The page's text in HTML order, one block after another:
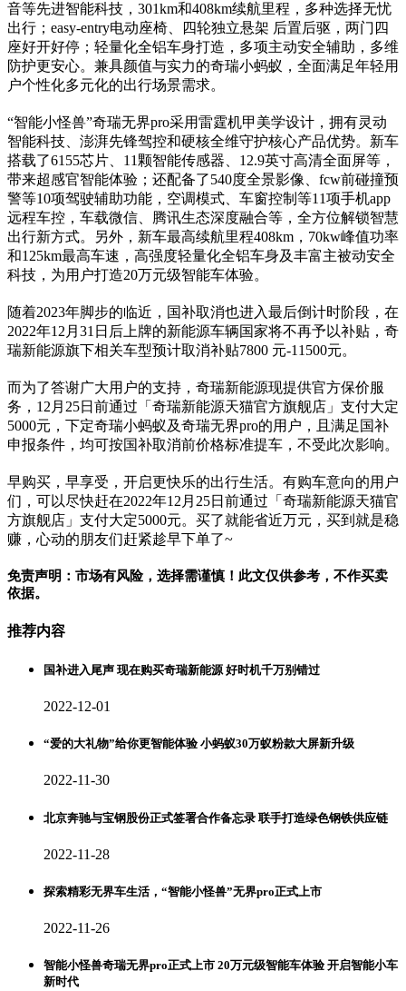
音等先进智能科技，301km和408km续航里程，多种选择无忧
出行；easy-entry电动座椅、四轮独立悬架 后置后驱，两门四
座好开好停；轻量化全铝车身打造，多项主动安全辅助，多维
防护更安心。兼具颜值与实力的奇瑞小蚂蚁，全面满足年轻用
户个性化多元化的出行场景需求。
“智能小怪兽”奇瑞无界pro采用雷霆机甲美学设计，拥有灵动
智能科技、澎湃先锋驾控和硬核全维守护核心产品优势。新车
搭载了6155芯片、11颗智能传感器、12.9英寸高清全面屏等，
带来超感官智能体验；还配备了540度全景影像、fcw前碰撞预
警等10项驾驶辅助功能，空调模式、车窗控制等11项手机app
远程车控，车载微信、腾讯生态深度融合等，全方位解锁智慧
出行新方式。另外，新车最高续航里程408km，70kw峰值功率
和125km最高车速，高强度轻量化全铝车身及丰富主被动安全
科技，为用户打造20万元级智能车体验。
随着2023年脚步的临近，国补取消也进入最后倒计时阶段，在
2022年12月31日后上牌的新能源车辆国家将不再予以补贴，奇
瑞新能源旗下相关车型预计取消补贴7800 元-11500元。
而为了答谢广大用户的支持，奇瑞新能源现提供官方保价服
务，12月25日前通过「奇瑞新能源天猫官方旗舰店」支付大定
5000元，下定奇瑞小蚂蚁及奇瑞无界pro的用户，且满足国补
申报条件，均可按国补取消前价格标准提车，不受此次影响。
早购买，早享受，开启更快乐的出行生活。有购车意向的用户
们，可以尽快赶在2022年12月25日前通过「奇瑞新能源天猫官
方旗舰店」支付大定5000元。买了就能省近万元，买到就是稳
赚，心动的朋友们赶紧趁早下单了~
免责声明：市场有风险，选择需谨慎！此文仅供参考，不作买卖
依据。
推荐内容
国补进入尾声 现在购买奇瑞新能源 好时机千万别错过
2022-12-01
“爱的大礼物”给你更智能体验 小蚂蚁30万蚁粉款大屏新升级
2022-11-30
北京奔驰与宝钢股份正式签署合作备忘录 联手打造绿色钢铁供应链
2022-11-28
探索精彩无界车生活，“智能小怪兽”无界pro正式上市
2022-11-26
智能小怪兽奇瑞无界pro正式上市 20万元级智能车体验 开启智能小车
新时代